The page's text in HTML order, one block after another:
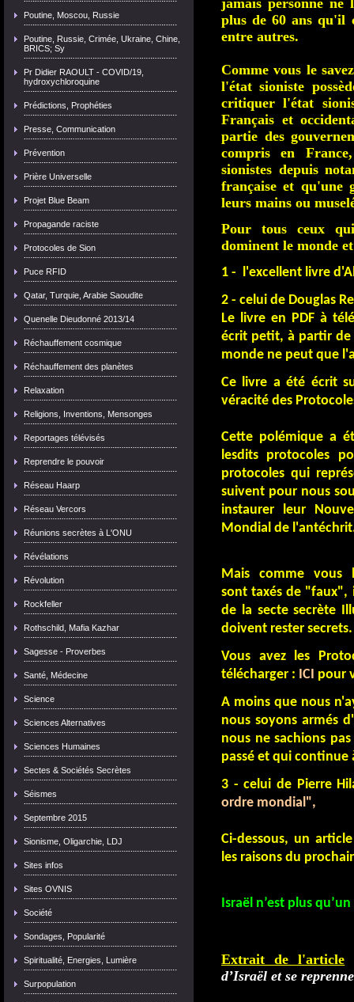
Poutine, Moscou, Russie
Poutine, Russie, Crimée, Ukraine, Chine,
BRICS; Sy
Pr Didier RAOULT - COVID/19,
hydroxychloroquine
Prédictions, Prophéties
Presse, Communication
Prévention
Prière Universelle
Projet Blue Beam
Propagande raciste
Protocoles de Sion
Puce RFID
Qatar, Turquie, Arabie Saoudite
Quenelle Dieudonné 2013/14
Réchauffement cosmique
Réchauffement des planètes
Relaxation
Religions, Inventions, Mensonges
Reportages télévisés
Reprendre le pouvoir
Réseau Haarp
Réseau Vercors
Réunions secrètes à L'ONU
Révélations
Révolution
Rockfeller
Rothschild, Mafia Kazhar
Sagesse - Proverbes
Santé, Médecine
Science
Sciences Alternatives
Sciences Humaines
Sectes & Sociétés Secrètes
Séismes
Septembre 2015
Sionisme, Oligarchie, LDJ
Sites infos
Sites OVNIS
Société
Sondages, Popularité
Spiritualité, Energies, Lumière
Surpopulation
jamais personne
plus de 60 ans qu'il
entre autres.
Comme vous le
l'état sioniste
critiquer l'état
Français et
partie des
compris en
sionistes depuis
française et qu'une
leurs mains ou
Pour tous ceux
dominent le monde
1 - l'excellent livre
2 - celui de Douglas
Le livre en PDF à
écrit petit, à partir de
monde ne peut que
Ce livre a été écrit
véracité des
Cette polémique a
lesdits protocoles
protocoles qui
suivent pour nous
instaurer leur
Mondial de
Mais comme vous
sont taxés de "faux",
de la secte secrète
doivent rester secrets.
Vous avez les
télécharger : ICI pour
A moins que nous
nous soyons armés
nous ne sachions
passé et qui continue
3 - celui de Pierre
ordre mondial",
Ci-dessous, un
les raisons du
Israël n’est plus
Extrait de l'article
d’Israël et se